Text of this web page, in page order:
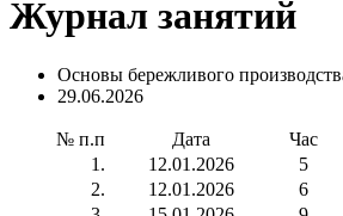
Журнал занятий
Основы бережливого
29.06.2026
№ п.п Дата Час
1.
12.01.2026 5
2.
12.01.2026 6